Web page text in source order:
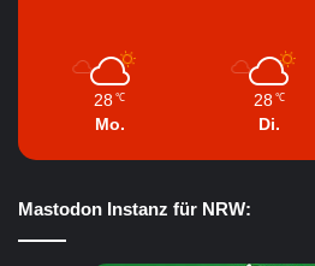
28 ℃
Mo.
28 ℃
Di.
Mastodon Instanz für NRW: